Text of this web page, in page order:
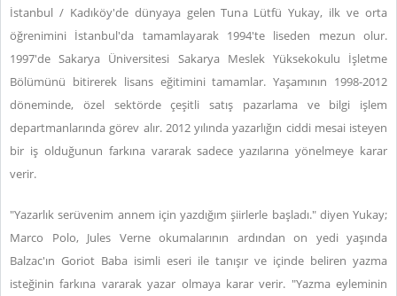
İstanbul / Kadıköy'de dünyaya gelen Tuna Lütfü Yukay, ilk ve orta
öğrenimini İstanbul'da tamamlayarak 1994'te liseden mezun olur.
1997'de Sakarya Üniversitesi Sakarya Meslek Yüksekokulu İşletme
Bölümünü bitirerek lisans eğitimini tamamlar. Yaşamının 1998-2012
döneminde, özel sektörde çeşitli satış pazarlama ve bilgi işlem
departmanlarında görev alır. 2012 yılında yazarlığın ciddi mesai isteyen
bir iş olduğunun farkına vararak sadece yazılarına yönelmeye karar
verir.
"Yazarlık serüvenim annem için yazdığım şiirlerle başladı." diyen Yukay;
Marco Polo, Jules Verne okumalarının ardından on yedi yaşında
Balzac'ın Goriot Baba isimli eseri ile tanışır ve içinde beliren yazma
isteğinin farkına vararak yazar olmaya karar verir. "Yazma eyleminin